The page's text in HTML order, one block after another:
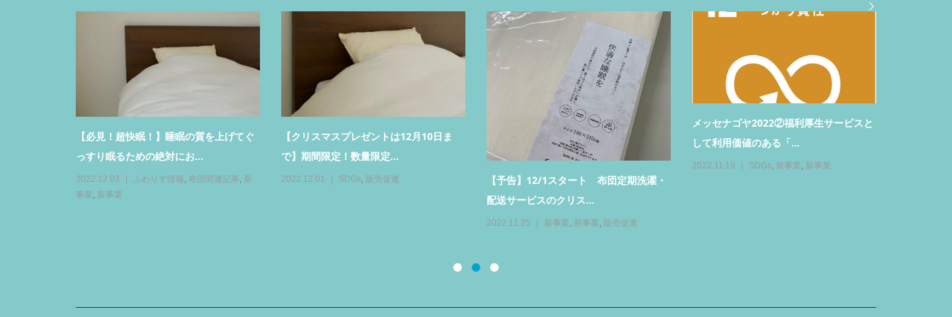
タート 布団定期洗濯・
して利用価値のある「...
メッセナゴヤ2022①思い出のポートメッ
メッセージは「ゆっくり」…11月1日オー
プンのジブリパークは...
【お客様からの質問３】以前、他のコイ
ンランドリーでお洗濯した...
2022.10.23 新事業